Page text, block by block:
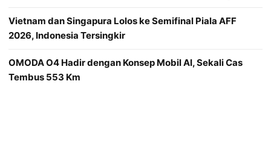
Vietnam dan Singapura Lolos ke Semifinal Piala AFF
2026, Indonesia Tersingkir
OMODA O4 Hadir dengan Konsep Mobil AI, Sekali Cas
Tembus 553 Km